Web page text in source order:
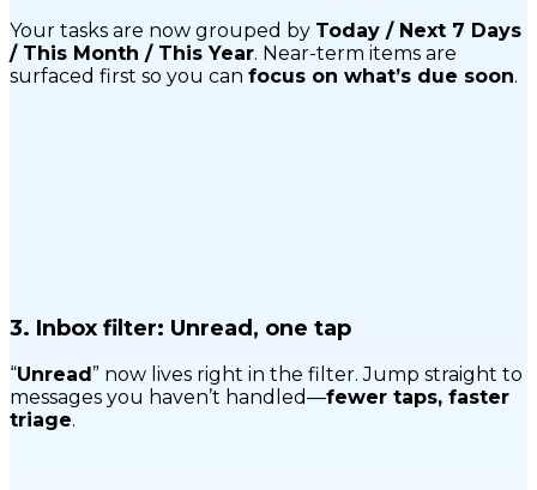
Your tasks are now grouped by Today / Next 7 Days
/ This Month / This Year. Near-term items are
surfaced first so you can focus on what’s due soon.
3. Inbox filter: Unread, one tap
“Unread” now lives right in the filter. Jump straight to
messages you haven’t handled—fewer taps, faster
triage.